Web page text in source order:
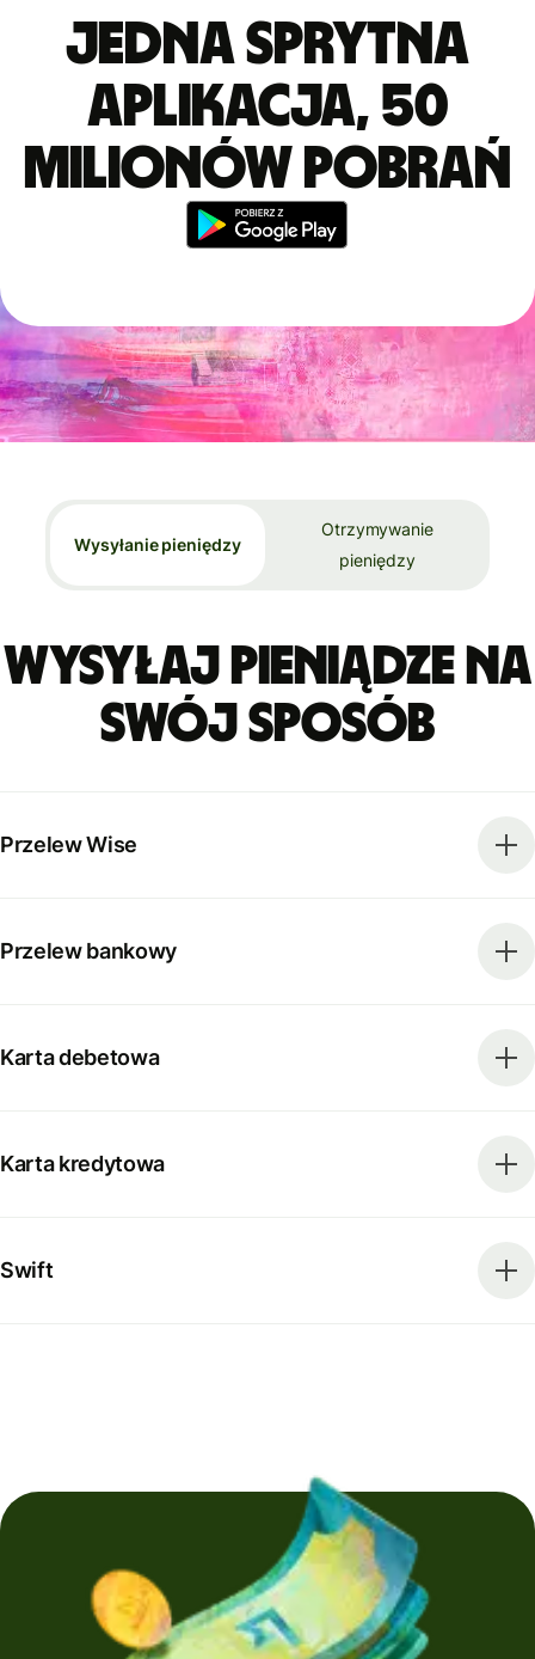
Jedna sprytna
aplikacja, 50
milionów pobrań
Wysyłanie pieniędzy
Otrzymywanie
pieniędzy
Wysyłaj pieniądze na
swój sposób
Przelew Wise
Przelew bankowy
Karta debetowa
Karta kredytowa
Swift